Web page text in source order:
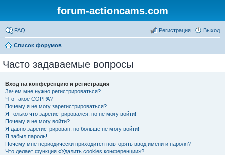
forum-actioncams.com
FAQ Выход
Регистрация
Список форумов
Часто задаваемые вопросы
Вход на конференцию и регистрация
Зачем мне нужно регистрироваться?
Что такое COPPA?
Почему я не могу зарегистрироваться?
Я только что зарегистрировался, но не могу войти!
Почему я не могу войти?
Я давно зарегистрирован, но больше не могу войти!
Я забыл пароль!
Почему мне периодически приходится повторять ввод имени и пароля?
Что делает функция «Удалить cookies конференции»?